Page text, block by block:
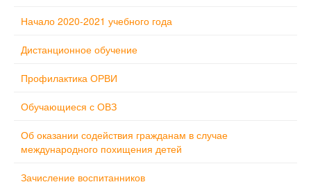
Начало 2020-2021 учебного года
Дистанционное обучение
Профилактика ОРВИ
Обучающиеся с ОВЗ
Об оказании содействия гражданам в случае
международного похищения детей
Зачисление воспитанников